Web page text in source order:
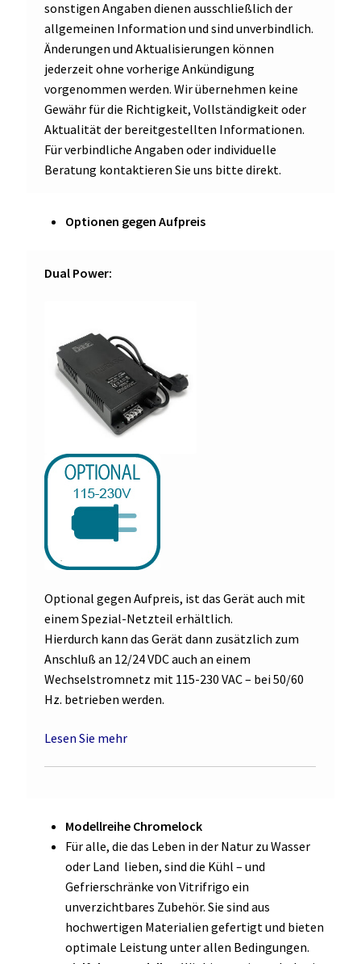
sonstigen Angaben dienen ausschließlich der
allgemeinen Information und sind unverbindlich.
Änderungen und Aktualisierungen können
jederzeit ohne vorherige Ankündigung
vorgenommen werden. Wir übernehmen keine
Gewähr für die Richtigkeit, Vollständigkeit oder
Aktualität der bereitgestellten Informationen.
Für verbindliche Angaben oder individuelle
Beratung kontaktieren Sie uns bitte direkt.
Optionen gegen Aufpreis
Dual Power:
Optional gegen Aufpreis, ist das Gerät auch mit
einem Spezial-Netzteil erhältlich.
Hierdurch kann das Gerät dann zusätzlich zum
Anschluß an 12/24 VDC auch an einem
Wechselstromnetz mit 115-230 VAC – bei 50/60
Hz. betrieben werden.
Lesen Sie mehr
Modellreihe Chromelock
Für alle, die das Leben in der Natur zu Wasser
oder Land lieben, sind die Kühl – und
Gefrierschränke von Vitrifrigo ein
unverzichtbares Zubehör. Sie sind aus
hochwertigen Materialien gefertigt und bieten
optimale Leistung unter allen Bedingungen.